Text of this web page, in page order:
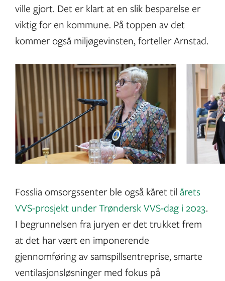
ville gjort. Det er klart at en slik besparelse er
viktig for en kommune. På toppen av det
kommer også miljøgevinsten, forteller Arnstad.
Fosslia omsorgssenter ble også kåret til årets
VVS-prosjekt under Trøndersk VVS-dag i 2023.
I begrunnelsen fra juryen er det trukket frem
at det har vært en imponerende
gjennomføring av samspillsentreprise, smarte
ventilasjonsløsninger med fokus på